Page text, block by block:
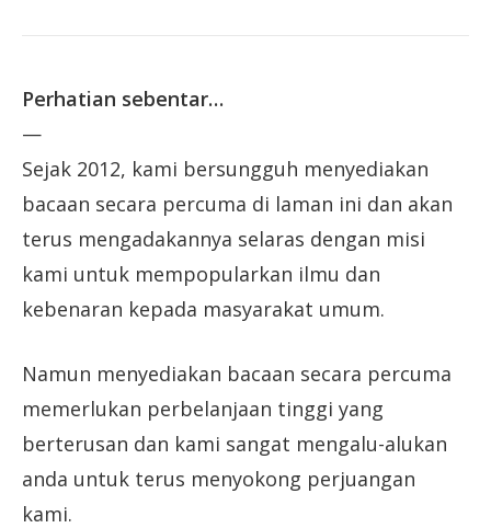
Perhatian sebentar…
—
Sejak 2012, kami bersungguh menyediakan
bacaan secara percuma di laman ini dan akan
terus mengadakannya selaras dengan misi
kami untuk mempopularkan ilmu dan
kebenaran kepada masyarakat umum.
Namun menyediakan bacaan secara percuma
memerlukan perbelanjaan tinggi yang
berterusan dan kami sangat mengalu-alukan
anda untuk terus menyokong perjuangan
kami.